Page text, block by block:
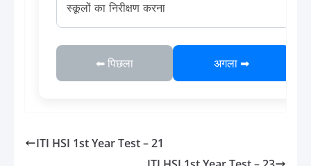
स्कूलों का निरीक्षण करना
⬅ पिछला अगला ➡
ITI HSI 1st Year Test – 21